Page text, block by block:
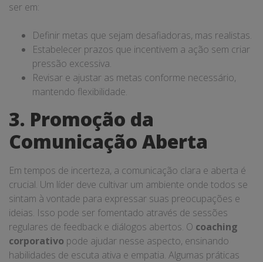
ser em:
Definir metas que sejam desafiadoras, mas realistas.
Estabelecer prazos que incentivem a ação sem criar
pressão excessiva.
Revisar e ajustar as metas conforme necessário,
mantendo flexibilidade.
3. Promoção da
Comunicação Aberta
Em tempos de incerteza, a comunicação clara e aberta é
crucial. Um líder deve cultivar um ambiente onde todos se
sintam à vontade para expressar suas preocupações e
ideias. Isso pode ser fomentado através de sessões
regulares de feedback e diálogos abertos. O coaching
corporativo pode ajudar nesse aspecto, ensinando
habilidades de escuta ativa e empatia. Algumas práticas